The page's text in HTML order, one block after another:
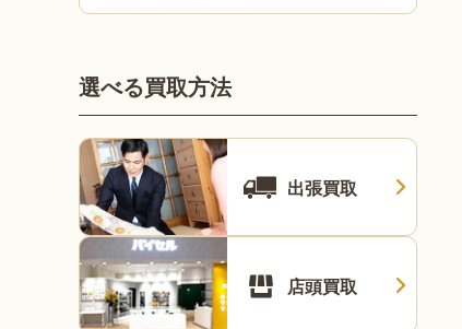
選べる買取方法
出張買取
店頭買取